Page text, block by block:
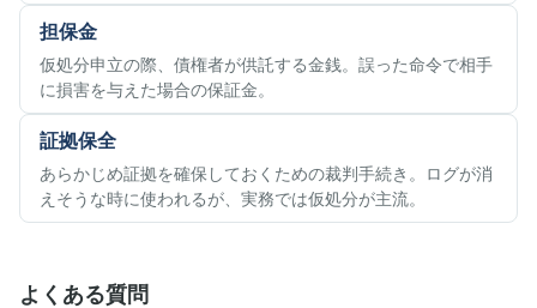
担保金
仮処分申立の際、債権者が供託する金銭。誤った命令で相手
に損害を与えた場合の保証金。
証拠保全
あらかじめ証拠を確保しておくための裁判手続き。ログが消
えそうな時に使われるが、実務では仮処分が主流。
よくある質問